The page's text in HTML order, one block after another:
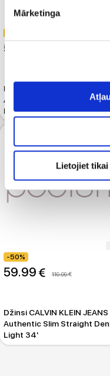
Mārketinga
Lietojiet
59.99
Džinsi CALVIN KLEIN JEANS
Authentic Slim Straight
Dark 32'
-50%
59.99 119.99
Džinsi CALVIN KLEIN JEANS
Authentic Slim Straight
Light 34'